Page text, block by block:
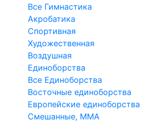
Все Гимнастика
Акробатика
Спортивная
Художественная
Воздушная
Единоборства
Все Единоборства
Восточные единоборства
Европейские единоборства
Смешанные, ММА